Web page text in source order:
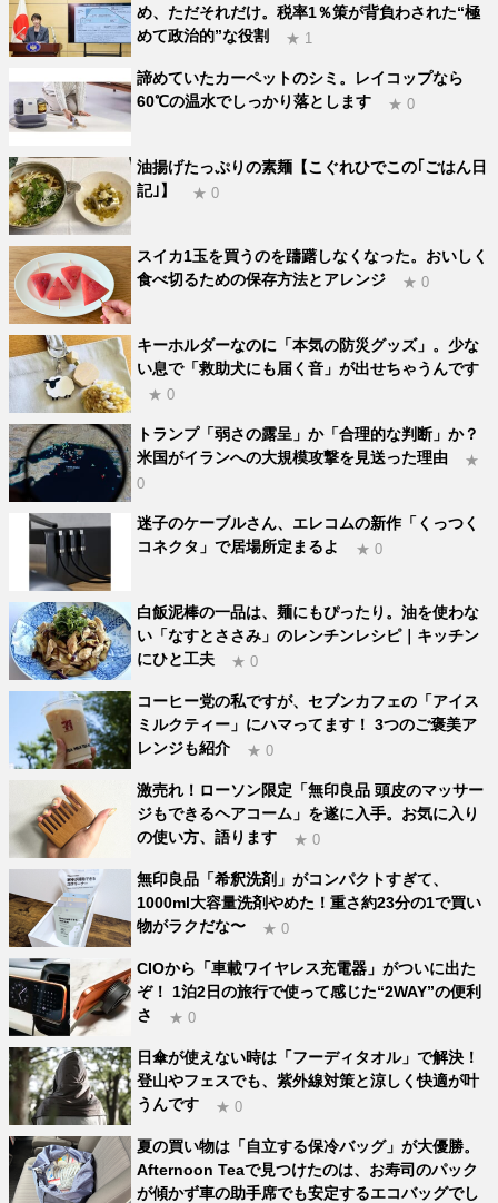
め、ただそれだけ。税率1％策が背負わされた“極
めて政治的”な役割
★ 1
諦めていたカーペットのシミ。レイコップなら
60℃の温水でしっかり落とします
★ 0
油揚げたっぷりの素麺【こぐれひでこの｢ごはん日
記｣】
★ 0
スイカ1玉を買うのを躊躇しなくなった。おいしく
食べ切るための保存方法とアレンジ
★ 0
キーホルダーなのに「本気の防災グッズ」。少な
い息で「救助犬にも届く音」が出せちゃうんです
★ 0
トランプ「弱さの露呈」か「合理的な判断」か？
米国がイランへの大規模攻撃を見送った理由
★
0
迷子のケーブルさん、エレコムの新作「くっつく
コネクタ」で居場所定まるよ
★ 0
白飯泥棒の一品は、麺にもぴったり。油を使わな
い「なすとささみ」のレンチンレシピ｜キッチン
にひと工夫
★ 0
コーヒー党の私ですが、セブンカフェの「アイス
ミルクティー」にハマってます！ 3つのご褒美ア
レンジも紹介
★ 0
激売れ！ローソン限定「無印良品 頭皮のマッサー
ジもできるヘアコーム」を遂に入手。お気に入り
の使い方、語ります
★ 0
無印良品「希釈洗剤」がコンパクトすぎて、
1000ml大容量洗剤やめた！重さ約23分の1で買い
物がラクだな〜
★ 0
CIOから「車載ワイヤレス充電器」がついに出た
ぞ！ 1泊2日の旅行で使って感じた“2WAY”の便利
さ
★ 0
日傘が使えない時は「フーディタオル」で解決！
登山やフェスでも、紫外線対策と涼しく快適が叶
うんです
★ 0
夏の買い物は「自立する保冷バッグ」が大優勝。
Afternoon Teaで見つけたのは、お寿司のパック
が傾かず車の助手席でも安定するエコバッグでし